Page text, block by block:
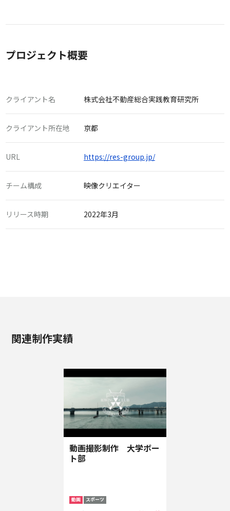
プロジェクト概要
クライアント名 株式会社不動産総合実践教育研究所
クライアント所在地 京都
URL https://res-group.jp/
チーム構成 映像クリエイター
リリース時期 2022年3月
関連制作実績
動画撮影制作 大学ボー
ト部
動画 スポーツ